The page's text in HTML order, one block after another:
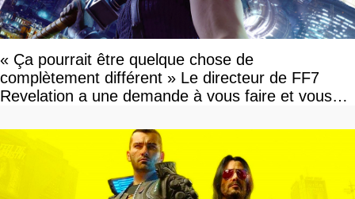
« Ça pourrait être quelque chose de
complètement différent » Le directeur de FF7
Revelation a une demande à vous faire et vous